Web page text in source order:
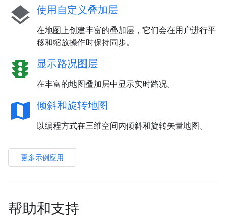
layers 使用自定义叠加层
在地图上创建丰富的叠加层，它们会在用户进行平
移和缩放操作时保持同步。
traffic 显示路况图层
在丰富的地图叠加层中显示实时路况。
map 倾斜和旋转地图
以编程方式在三维空间内倾斜和旋转矢量地图。
更多示例应用
帮助和支持